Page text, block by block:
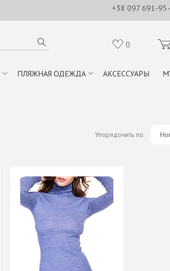
+38 097 691-
0
ПЛЯЖНАЯ ОДЕЖДА АКСЕССУАРЫ
Упорядочить по